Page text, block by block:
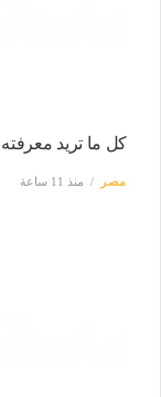
كل ما تريد
مصر منذ 11 ساعة